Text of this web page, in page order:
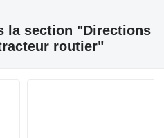
la section "Directions
routier"